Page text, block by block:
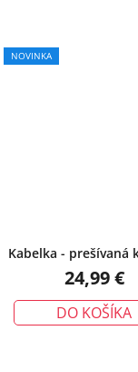
NOVINKA
Kabelka - prešívaná
na každý deň,
24,99 €
DO KOŠÍKA